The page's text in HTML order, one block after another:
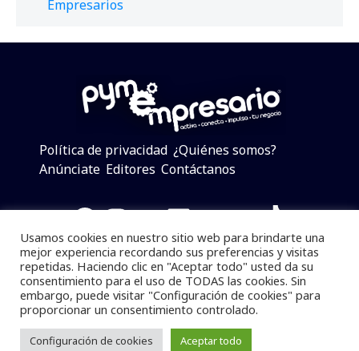
Empresarios
Política de privacidad ¿Quiénes somos?
Anúnciate Editores Contáctanos
Facebook
Instagram
Twitter
LinkedIn
Telegram
YouTube
TikTok
Pymempresario © 2025 Todos los derechos reservados.
Se prohibe el uso de la información total o parcial sin
dar referencia a la fuente.
Usamos cookies en nuestro sitio web para brindarte una
mejor experiencia recordando sus preferencias y visitas
repetidas. Haciendo clic en "Aceptar todo" usted da su
consentimiento para el uso de TODAS las cookies. Sin
embargo, puede visitar "Configuración de cookies" para
proporcionar un consentimiento controlado.
Configuración de cookies Aceptar todo